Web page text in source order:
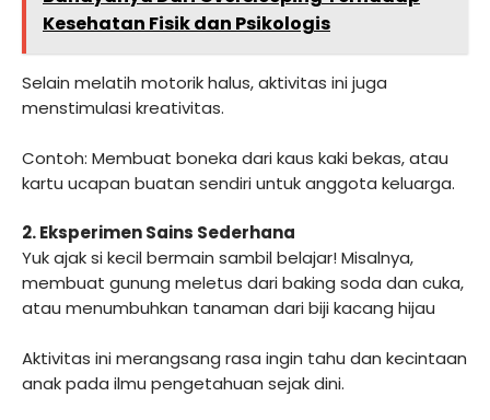
Kesehatan Fisik dan Psikologis
Selain melatih motorik halus, aktivitas ini juga
menstimulasi kreativitas.
Contoh: Membuat boneka dari kaus kaki bekas, atau
kartu ucapan buatan sendiri untuk anggota keluarga.
2. Eksperimen Sains Sederhana
Yuk ajak si kecil bermain sambil belajar! Misalnya,
membuat gunung meletus dari baking soda dan cuka,
atau menumbuhkan tanaman dari biji kacang hijau
Aktivitas ini merangsang rasa ingin tahu dan kecintaan
anak pada ilmu pengetahuan sejak dini.